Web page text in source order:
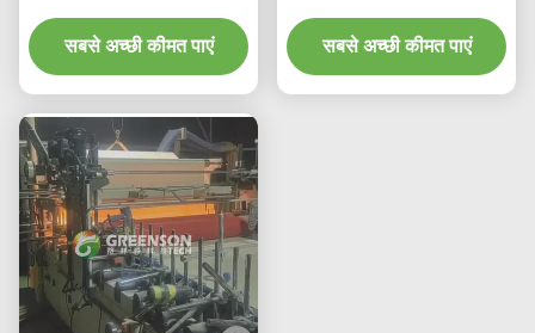
स्वचालित पीयूआर गर्म गोंद
लेमिनेटिंग मशीन
सबसे अच्छी कीमत पाएं
एडहेसिव और 1300mm मैक्स
लैमिनेटिंग चौड़ाई के साथ
सबसे अच्छी कीमत पाएं